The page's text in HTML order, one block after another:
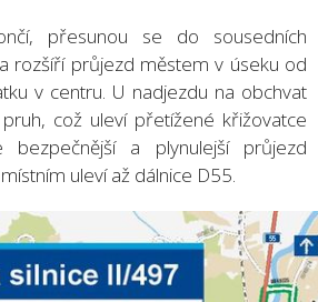
přesunou se do sousedních
rozšíří průjezd městem v úseku od
v centru. U nadjezdu na obchvat
což uleví přetížené křižovatce
a plynulejší průjezd
uleví až dálnice D55.